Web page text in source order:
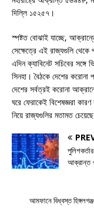
দিল্লি ১৫২৫৭।
স্পষ্টত বোঝাই যাচ্ছে,
সেক্ষেত্রে এই রাজ্যগুলি থেকে
এদিন ক্যাবিনেট সচিবের সঙ্গে
সিনহা। বৈঠকে দেশের
দেশের সর্বত্রই করোনা
ঘরে ফেরাকেই বিশেষজ্ঞরা
নিয়ে রাজ্যগুলির মতামত
আক্রান্ত
আমফানে বিধ্বস্ত